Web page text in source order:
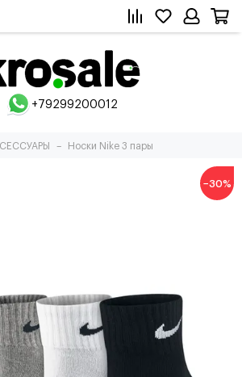
+79299200012
Носки Nike 3 пары
−30%